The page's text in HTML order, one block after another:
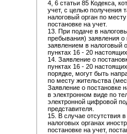
4, 6 статьи 85 Кодекса,
учет, с целью получения
налоговый орган по
постановке на учет.
13. При подаче в
пребывания) заявления о
заявлением в налоговый
пунктах 16 - 20
14. Заявление о
пунктах 16 - 20
порядке, могут быть
по месту жительства
Заявление о постановке
в электронном виде по
электронной цифровой
представителя.
15. В случае отсутствия
налоговых органах
постановке на учет,